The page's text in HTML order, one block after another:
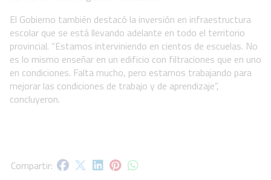
El Gobierno también destacó la inversión en infraestructura
escolar que se está llevando adelante en todo el territorio
provincial. “Estamos interviniendo en cientos de escuelas. No
es lo mismo enseñar en un edificio con filtraciones que en uno
en condiciones. Falta mucho, pero estamos trabajando para
mejorar las condiciones de trabajo y de aprendizaje”,
concluyeron.